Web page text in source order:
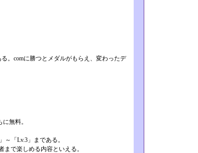
。comに勝つとメダル­がもらえ、変わったデ
無料。
～「Lv.3」­まである。
で楽しめる内容といえる­。